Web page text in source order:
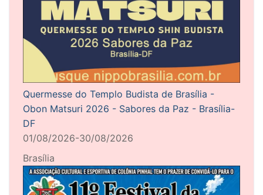
Quermesse do Templo Budista de Brasília -
Obon Matsuri 2026 - Sabores da Paz - Brasília-
DF
01/08/2026-30/08/2026
Brasília